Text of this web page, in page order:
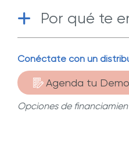
Por qué te
Acero
alta calidad.
Conéctate con un
Agenda tu Demo
Opciones de